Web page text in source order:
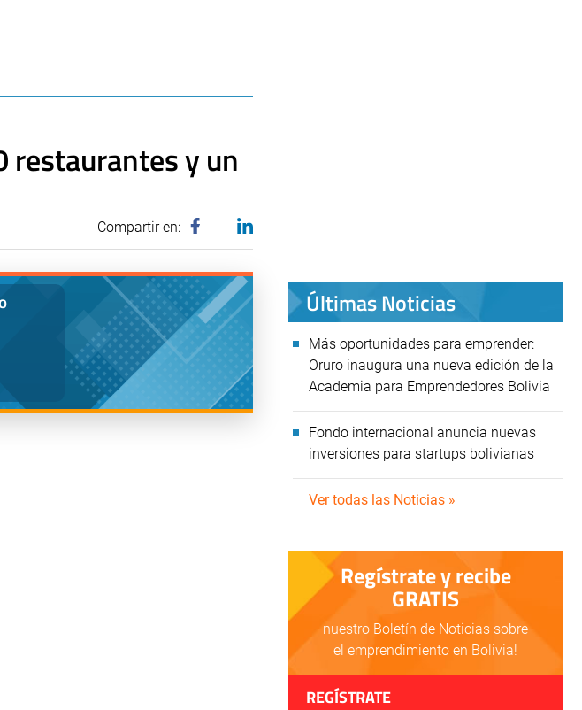
restaurantes y un
Compartir en:
Últimas Noticias
Más oportunidades para emprender:
Oruro inaugura una nueva edición de la
Academia para Emprendedores Bolivia
Fondo internacional anuncia nuevas
inversiones para startups bolivianas
Ver todas las Noticias »
Regístrate y recibe
GRATIS
nuestro Boletín de Noticias sobre
el emprendimiento en Bolivia!
REGÍSTRATE